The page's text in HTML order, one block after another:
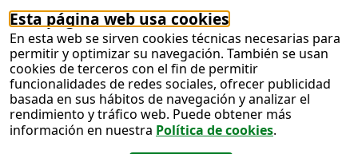
Esta página web usa cookies
En esta web se sirven cookies técnicas necesarias para
permitir y optimizar su navegación. También se usan
cookies de terceros con el fin de permitir
funcionalidades de redes sociales, ofrecer publicidad
basada en sus hábitos de navegación y analizar el
rendimiento y tráfico web. Puede obtener más
información en nuestra Política de cookies.